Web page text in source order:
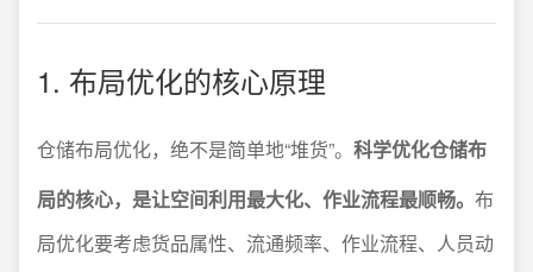
1. 布局优化的核心原理
仓储布局优化，绝不是简单地“堆货”。 科学优化仓储布
局的核心，是让空间利用最大化、作业流程最顺畅。 布
局优化要考虑货品属性、流通频率、作业流程、人员动